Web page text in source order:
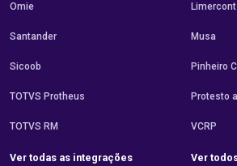
Omie
Santander
Sicoob
TOTVS Protheus
TOTVS RM
Ver todas as integrações
Limercont
Musa
Pinheiro
Protesto
VCRP
Ver